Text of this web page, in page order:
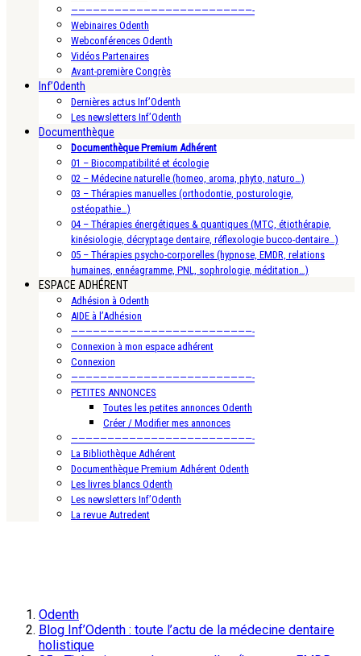
—————————————————————————-
Webinaires Odenth
Webconférences Odenth
Vidéos Partenaires
Avant-première Congrès
Inf’Odenth
Dernières actus Inf’Odenth
Les newsletters Inf’Odenth
Documenthèque
Documenthèque Premium Adhérent
01 – Biocompatibilité et écologie
02 – Médecine naturelle (homeo, aroma, phyto, naturo…)
03 – Thérapies manuelles (orthodontie, posturologie,
ostéopathie…)
04 – Thérapies énergétiques & quantiques (MTC, étiothérapie,
kinésiologie, décryptage dentaire, réflexologie bucco-dentaire…)
05 – Thérapies psycho-corporelles (hypnose, EMDR, relations
humaines, ennéagramme, PNL, sophrologie, méditation…)
ESPACE ADHÉRENT
Adhésion à Odenth
AIDE à l’Adhésion
—————————————————————————-
Connexion à mon espace adhérent
Connexion
—————————————————————————-
PETITES ANNONCES
Toutes les petites annonces Odenth
Créer / Modifier mes annonces
—————————————————————————-
La Bibliothèque Adhérent
Documenthèque Premium Adhérent Odenth
Les livres blancs Odenth
Les newsletters Inf’Odenth
La revue Autredent
Odenth
Blog Inf’Odenth : toute l’actu de la médecine dentaire
holistique